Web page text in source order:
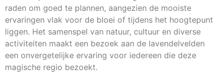
raden om goed te plannen, aangezien de mooiste
ervaringen vlak voor de bloei of tijdens het hoogtepunt
liggen. Het samenspel van natuur, cultuur en diverse
activiteiten maakt een bezoek aan de lavendelvelden
een onvergetelijke ervaring voor iedereen die deze
magische regio bezoekt.